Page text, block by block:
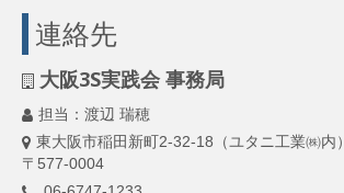
連絡先
大阪3S実践会 事務局
担当：渡辺 瑞穂
東大阪市稲田新町2-32-18（ユタニ工業㈱内）
〒577-0004